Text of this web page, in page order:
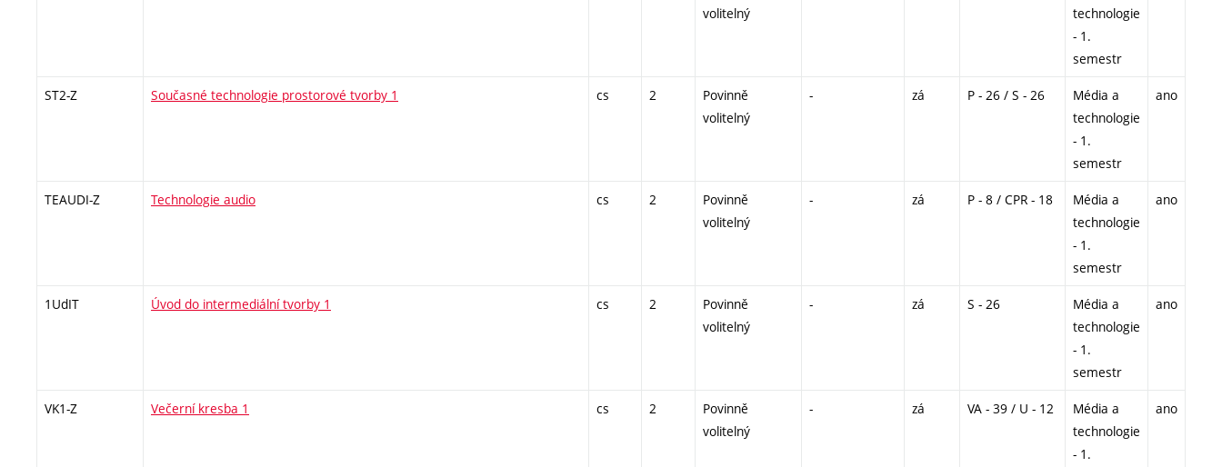
volitelný
technologie
- 1.
semestr
ST2-Z Současné technologie prostorové tvorby 1 cs 2
Povinně
volitelný
- zá P - 26 / S - 26
Média a
technologie
- 1.
semestr
ano
TEAUDI-Z Technologie audio cs 2
Povinně
volitelný
- zá P - 8 / CPR - 18
Média a
technologie
- 1.
semestr
ano
1UdIT Úvod do intermediální tvorby 1 cs 2
Povinně
volitelný
- zá S - 26
Média a
technologie
- 1.
semestr
ano
VK1-Z Večerní kresba 1 cs 2
Povinně
volitelný
- zá VA - 39 / U - 12
Média a
technologie
- 1.
ano